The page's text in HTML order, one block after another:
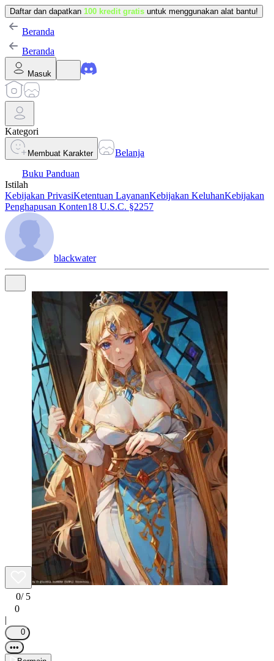
Daftar dan dapatkan 100 kredit gratis untuk menggunakan alat bantu!
Beranda
Beranda
Masuk
Kategori
Membuat Karakter
Belanja
Buku Panduan
Istilah
Kebijakan PrivasiKetentuan LayananKebijakan KeluhanKebijakan
Penghapusan Konten18 U.S.C. §2257
blackwater
0/ 5
0
|
0
•••